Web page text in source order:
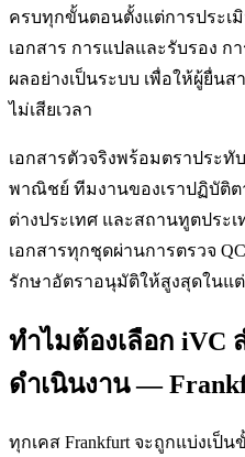
ครบทุกขั้นตอนตั้งแต่การประเ
เอกสาร การแปลและรับรอง
ผลอย่างเป็นระบบ เพื่อให้ผู้ยื่น
ไม่เสียเวลา
เอกสารตัวจริงพร้อมตราประ
พาณิชย์ ทีมงานของเราปฏิบัติ
ต่างประเทศ และสถานทูตประ
เอกสารทุกชุดผ่านการตรวจ
รักษาอัตราอนุมัติให้สูงสุดในแ
ทำไมต้องเลือก iVC
ดำเนินงาน —
ทุกเคส Frankfurt จะถูกแบ่งเป็